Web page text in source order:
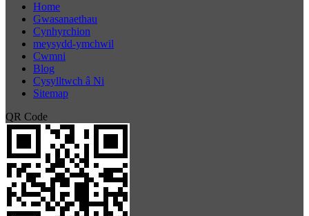
Home
Gwasanaethau
Cynhyrchion
meysydd-ymchwil
Cwmni
Blog
Cysylltwch â Ni
Sitemap
QR Code